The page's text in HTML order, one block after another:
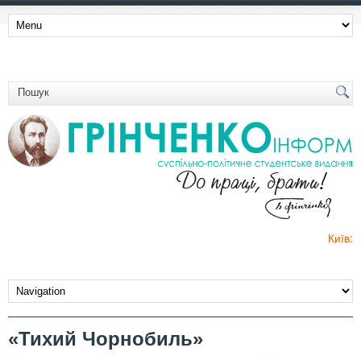
Київ:
«Тихий Чорнобиль»